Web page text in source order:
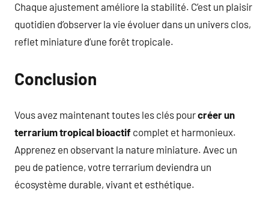
Chaque ajustement améliore la stabilité. C’est un plaisir
quotidien d’observer la vie évoluer dans un univers clos,
reflet miniature d’une forêt tropicale.
Conclusion
Vous avez maintenant toutes les clés pourcréer un
terrarium tropical bioactif complet et harmonieux.
Apprenez en observant la nature miniature. Avec un
peu de patience, votre terrarium deviendra un
écosystème durable, vivant et esthétique.